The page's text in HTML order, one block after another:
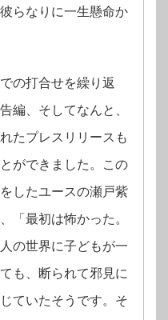
らなりに一生懸命か
の打合せを繰り返
編、そしてなんと、
たプレスリリースも
ができました。この
したユースの瀬戸紫
「最初は怖かった。
の世界に子どもが一
も、断られて邪見に
ていたそうです。そ